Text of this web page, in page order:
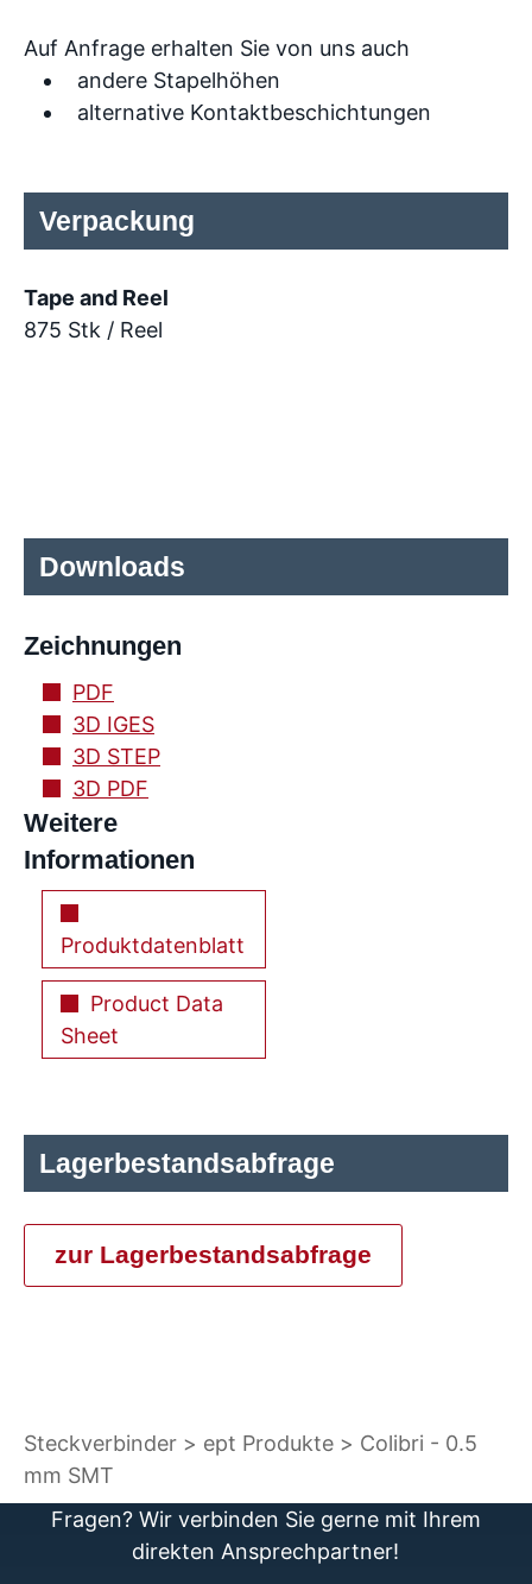
Auf Anfrage erhalten Sie von uns auch
andere Stapelhöhen
alternative Kontaktbeschichtungen
Verpackung
Tape and Reel
875 Stk / Reel
Downloads
Zeichnungen
PDF
3D IGES
3D STEP
3D PDF
Weitere
Informationen
Produktdatenblatt
Product Data
Sheet
Lagerbestandsabfrage
zur Lagerbestandsabfrage
Steckverbinder ept Produkte
Colibri - 0.5
mm SMT
Fragen? Wir verbinden Sie gerne mit Ihrem
direkten Ansprechpartner!